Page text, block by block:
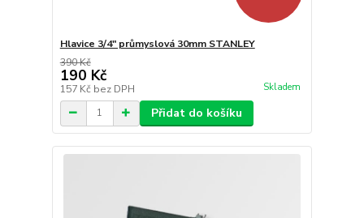
Hlavice 3/4" průmyslová 30mm STANLEY
390 Kč
190 Kč
157 Kč bez DPH Skladem
Přidat do košíku